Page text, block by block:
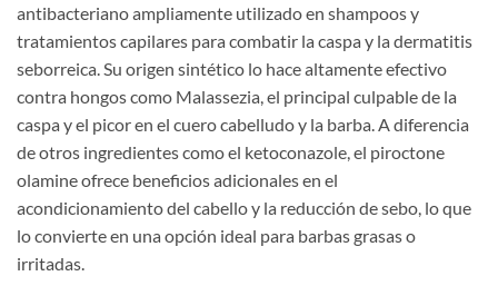
antibacteriano ampliamente utilizado en shampoos y
tratamientos capilares para combatir la caspa y la dermatitis
seborreica. Su origen sintético lo hace altamente efectivo
contra hongos como Malassezia, el principal culpable de la
caspa y el picor en el cuero cabelludo y la barba. A diferencia
de otros ingredientes como el ketoconazole, el piroctone
olamine ofrece beneficios adicionales en el
acondicionamiento del cabello y la reducción de sebo, lo que
lo convierte en una opción ideal para barbas grasas o
irritadas.